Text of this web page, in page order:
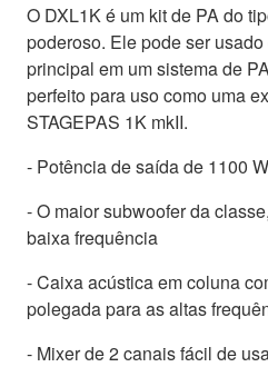
O DXL1K é um kit de PA do
poderoso. Ele pode ser
principal em um sistema de
perfeito para uso como uma
STAGEPAS 1K mkII.
- Potência de saída de 1100 W
- O maior subwoofer da
baixa frequência
- Caixa acústica em coluna
polegada para as altas
- Mixer de 2 canais fácil de